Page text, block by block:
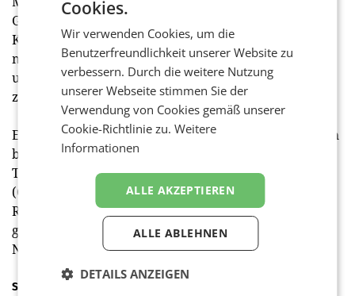
Gefragt seien „offene Gespräche statt einseitiger
Kommunikation, getrieben durch den Bedarf nach
mehr Transparenz rund um ökologische, soziale und
unternehmerische Verantwortung”, so Schirmbrand
zum Hintergrund.
Ein signifikanter Wandel in dem Bereich zeichnet sich
bereits in diesem Jahr durch eine erhöhte
Transparenz ab, denn ab 2025 müssen laut CSRD
(Corporate Sustainability Reporting Directive – EU-
Richtlinie zur Nachhaltigkeitsberichterstattung) alle
großen Kapitalgesellschaften und Zulieferer
Nachhaltigkeitsberichte vorlegen.
Smart & überzeugend
Cookies.
Wir verwenden Cookies, um die
Benutzerfreundlichkeit unserer Website zu
verbessern. Durch die weitere Nutzung
unserer Webseite stimmen Sie der
Verwendung von Cookies gemäß unserer
Cookie-Richtlinie zu.Weitere
Informationen
ALLE AKZEPTIEREN
ALLE ABLEHNEN
DETAILS ANZEIGEN